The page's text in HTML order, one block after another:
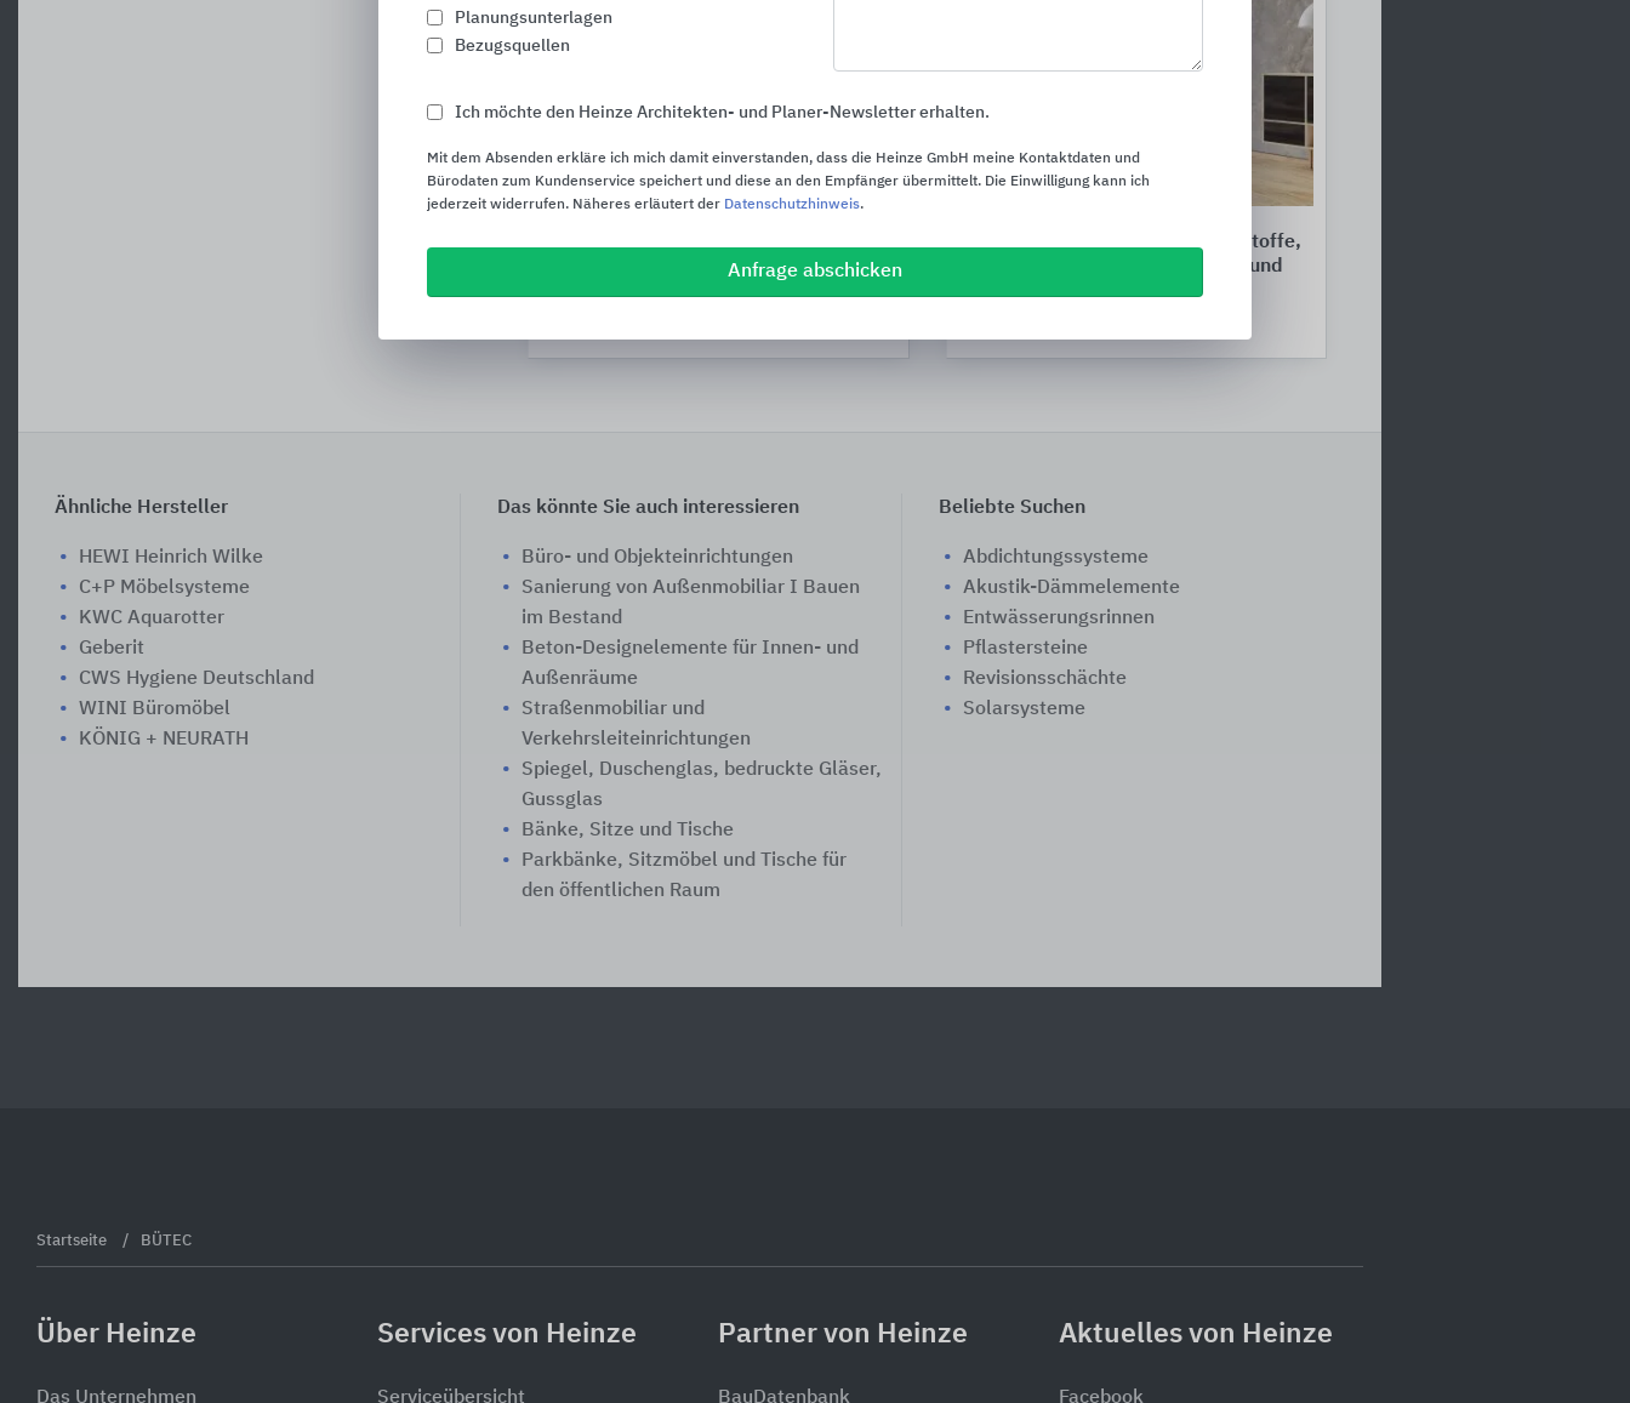
Waschraumausstattungen
CWS Hygiene Deutschland
Holzwerkstoffplatten, Schichtstoffe,
Holzfaserdämmplatten, DWD- und
Ähnliche Hersteller
HEWI Heinrich Wilke
C+P Möbelsysteme
KWC Aquarotter
Geberit
CWS Hygiene Deutschland
WINI Büromöbel
KÖNIG + NEURATH
Das könnte Sie auch interessieren
Büro- und Objekteinrichtungen
Sanierung von Außenmobiliar I Bauen
im Bestand
Beton-Designelemente für Innen- und
Außenräume
Straßenmobiliar und
Verkehrsleiteinrichtungen
Spiegel, Duschenglas, bedruckte Gläser,
Gussglas
Bänke, Sitze und Tische
Parkbänke, Sitzmöbel und Tische für
den öffentlichen Raum
Beliebte Suchen
Abdichtungssysteme
Akustik-Dämmelemente
Entwässerungsrinnen
Pflastersteine
Revisionsschächte
Solarsysteme
Planungsunterlagen
Bezugsquellen
Ich möchte den Heinze Architekten- und Planer-Newsletter erhalten.
Mit dem Absenden erkläre ich mich damit einverstanden, dass die Heinze GmbH meine Kontaktdaten und
Bürodaten zum Kundenservice speichert und diese an den Empfänger übermittelt. Die Einwilligung kann ich
jederzeit widerrufen. Näheres erläutert der Datenschutzhinweis.
Anfrage abschicken
Startseite BÜTEC
Über Heinze
Das Unternehmen
Services von Heinze
Serviceübersicht
Partner von Heinze
BauDatenbank
Aktuelles von Heinze
Facebook